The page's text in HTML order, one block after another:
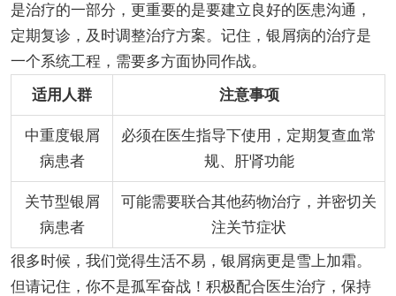
是治疗的一部分，更重要的是要建立良好的医患沟通，
定期复诊，及时调整治疗方案。记住，银屑病的治疗是
一个系统工程，需要多方面协同作战。
适用人群
注意事项
中重度银屑
病患者
必须在医生指导下使用，定期复查血常
规、肝肾功能
关节型银屑
病患者
可能需要联合其他药物治疗，并密切关
注关节症状
很多时候，我们觉得生活不易，银屑病更是雪上加霜。
但请记住，你不是孤军奋战！积极配合医生治疗，保持